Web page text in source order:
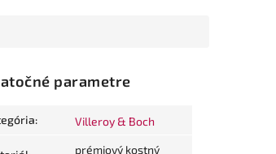
parametre
: Villeroy & Boch
prémiový kostný